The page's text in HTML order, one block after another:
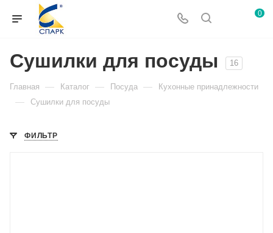
0
Сушилки для посуды 16
Главная — Каталог — Посуда — Кухонные принадлежности
— Сушилки для посуды
ФИЛЬТР